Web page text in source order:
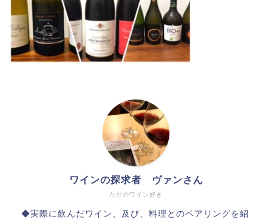
ただのワイン好き
ワインの探求者 ヴァンさん
◆実際に飲んだワイン、及び、料理とのペアリングを紹